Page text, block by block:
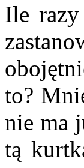
Ile razy
to?
nie ma
tą